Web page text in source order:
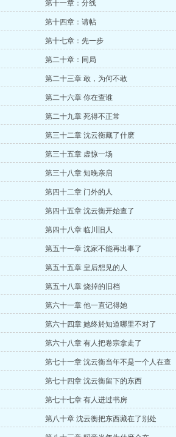
第十一章：分线
第十四章：请帖
第十七章：先一步
第二十章：同局
第二十三章 敢，为何不敢
第二十六章 你在查谁
第二十九章 死得不正常
第三十二章 沈云衡藏了什麽
第三十五章 虚惊一场
第三十八章 知晚亲启
第四十二章 门外的人
第四十五章 沈云衡开始查了
第四十八章 临川旧人
第五十一章 沈家不能再出事了
第五十五章 皇后想见的人
第五十八章 烧掉的旧档
第六十一章 他一直记得她
第六十四章 她终於知道哪里不对了
第六十八章 有人把卷宗拿走了
第七十一章 沈云衡当年不是一个人在查
第七十四章 沈云衡留下的东西
第七十七章 有人进过书房
第八十章 沈云衡把东西藏在了别处